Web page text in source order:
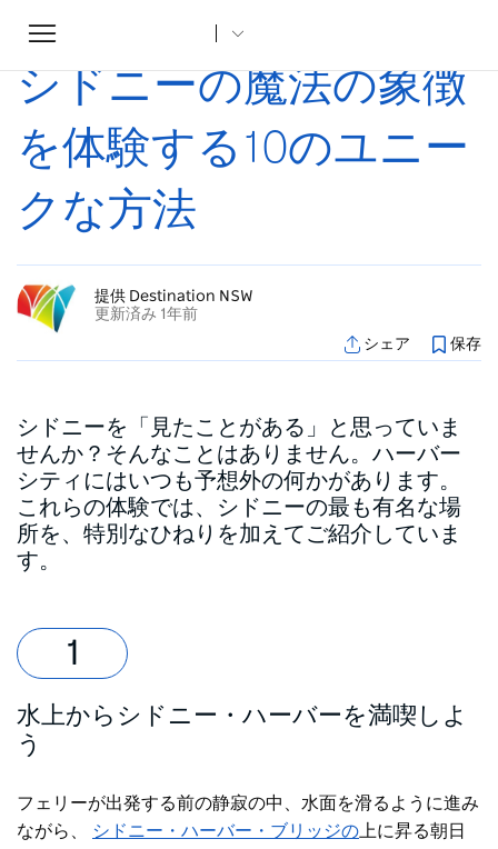
Toggle
navigation
ホーム
シドニーの魔法の象徴
を体験する10のユニー
クな方法
提供 Destination NSW
更新済み 1年前
シェア
保存
シドニーを「見たことがある」と思っていま
せんか？そんなことはありません。ハーバー
シティにはいつも予想外の何かがあります。
これらの体験では、シドニーの最も有名な場
所を、特別なひねりを加えてご紹介していま
す。
水上からシドニー・ハーバーを満喫しよ
う
フェリーが出発する前の静寂の中、 水面を滑るように進み
ながら、
シドニー・ハーバー・ブリッジの 上に昇る朝日